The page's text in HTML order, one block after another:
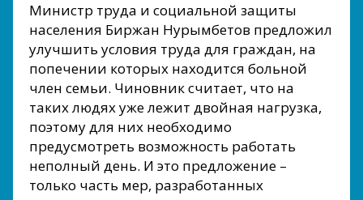
Министр труда и социальной защиты
населения Биржан Нурымбетов предложил
улучшить условия труда для граждан, на
попечении которых находится больной
член семьи. Чиновник считает, что на
таких людях уже лежит двойная нагрузка,
поэтому для них необходимо
предусмотреть возможность работать
неполный день. И это предложение –
только часть мер, разработанных